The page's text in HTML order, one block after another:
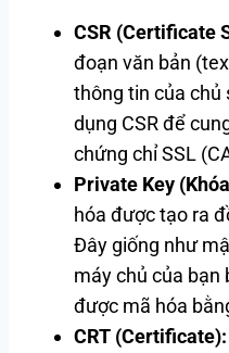
CSR (Certificate
đoạn văn bản
thông tin của chủ
dụng CSR để
chứng chỉ SSL
Private Key
hóa được tạo ra
Đây giống như
máy chủ của bạn
được mã hóa
CRT (Certificate):